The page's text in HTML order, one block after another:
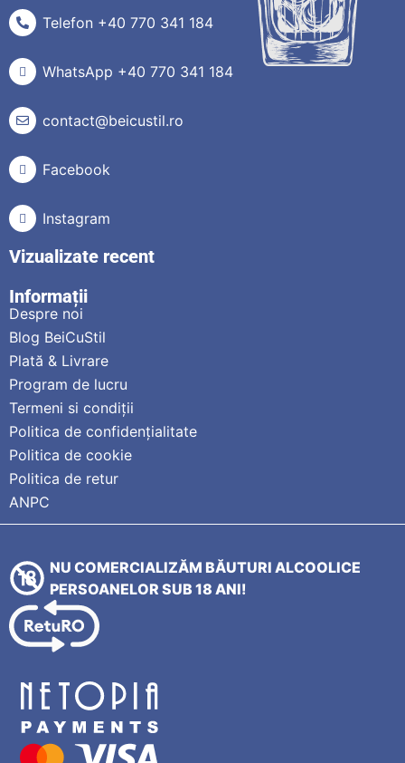
Telefon +40 770 341 184
WhatsApp +40 770 341 184
contact@beicustil.ro
Facebook
Instagram
Vizualizate recent
Informații
Despre noi
Blog BeiCuStil
Plată & Livrare
Program de lucru
Termeni si condiții
Politica de confidențialitate
Politica de cookie
Politica de retur
ANPC
NU COMERCIALIZĂM BĂUTURI ALCOOLICE
PERSOANELOR SUB 18 ANI!